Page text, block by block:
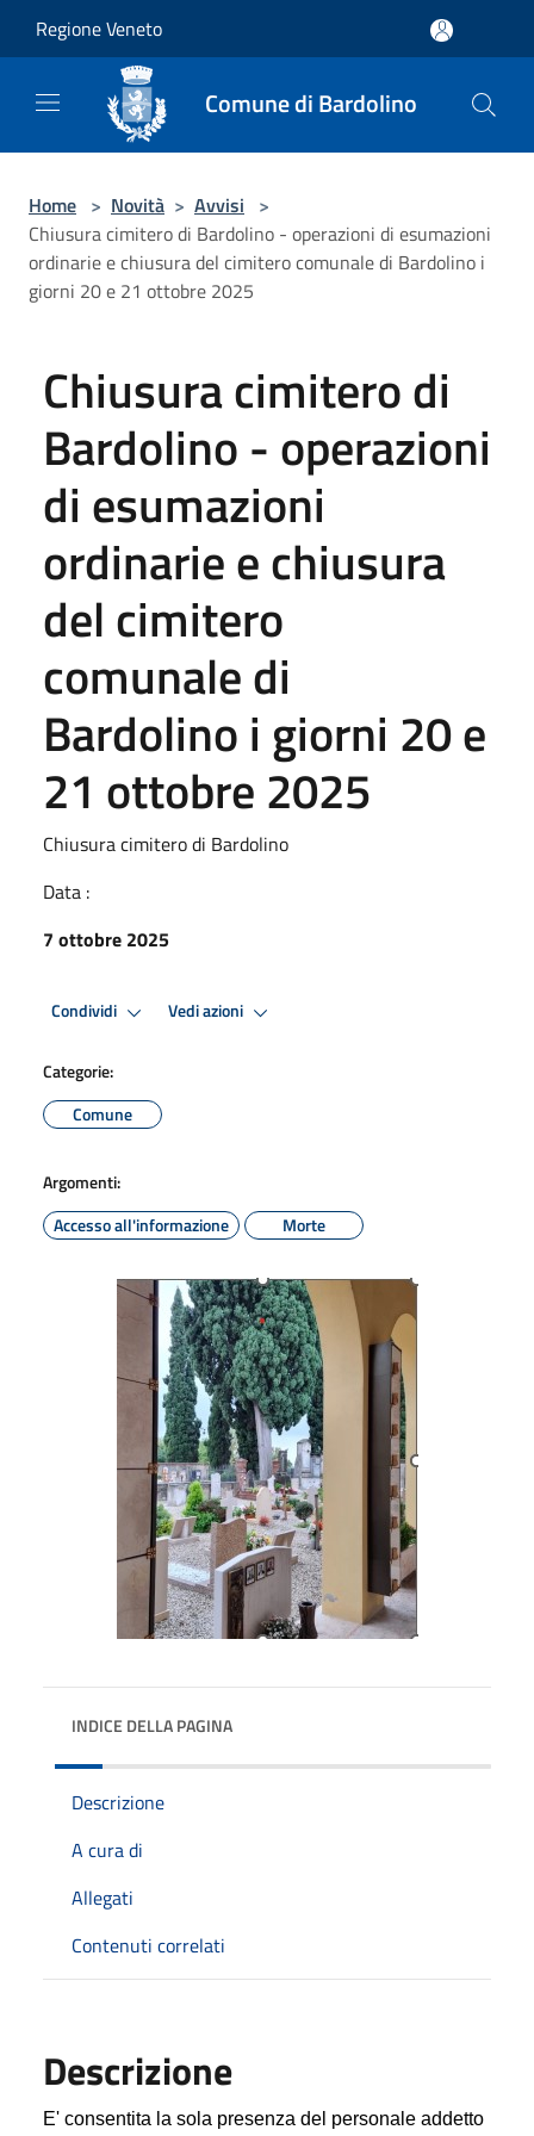
Regione Veneto
Comune di Bardolino
Home > Novità > Avvisi >
Chiusura cimitero di Bardolino - operazioni di esumazioni
ordinarie e chiusura del cimitero comunale di Bardolino i
giorni 20 e 21 ottobre 2025
Chiusura cimitero di
Bardolino - operazioni
di esumazioni
ordinarie e chiusura
del cimitero
comunale di
Bardolino i giorni 20 e
21 ottobre 2025
Chiusura cimitero di Bardolino
Data :
7 ottobre 2025
Condividi Vedi azioni
Categorie:
Comune
Argomenti:
Accesso all'informazione
Morte
INDICE DELLA PAGINA
Descrizione
A cura di
Allegati
Contenuti correlati
Descrizione
E' consentita la sola presenza del personale addetto